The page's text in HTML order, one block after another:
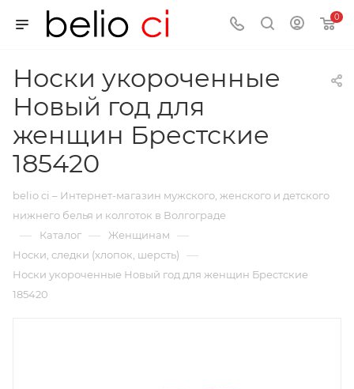
0
Носки укороченные
Новый год для
женщин Брестские
185420
belio ci – Интернет-магазин мужского, женского и детского
нижнего белья и колготок в Волгограде
— Каталог — Женщинам —
Носки, следки (хлопок, шерсть) —
Носки укороченные Новый год для женщин Брестские
185420